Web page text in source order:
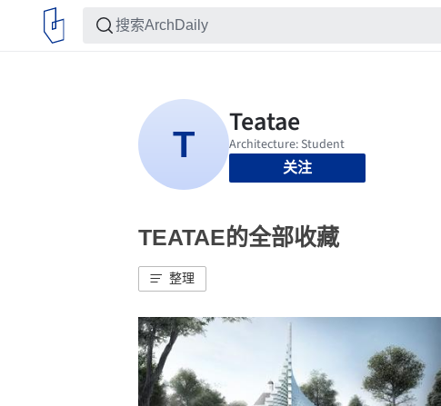
关注
TEATAE的全部收藏
整理